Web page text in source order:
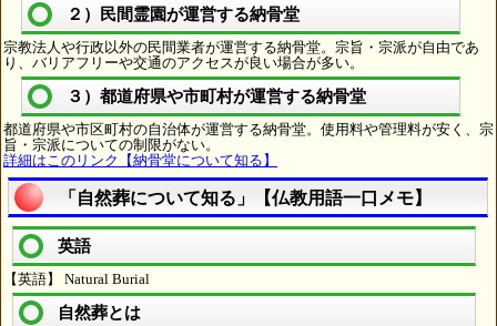
２）民間霊園が運営する納骨堂
宗教法人や行政以外の民間業者が運営する納骨堂。宗旨・宗派が自由であ
り、バリアフリーや交通のアクセスが良い場合が多い。
３）都道府県や市町村が運営する納骨堂
都道府県や市区町村の自治体が運営する納骨堂。使用料や管理料が安く、宗
旨・宗派についての制限がない。
詳細はこのリンク【納骨堂について知る】
「自然葬について知る」【仏教用語一口メモ】
英語
【英語】 Natural Burial
自然葬とは